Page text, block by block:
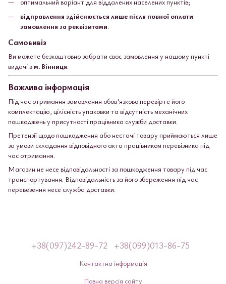
відправлення здійснюється лише після повної оплати
замовлення за реквізитами.
Самовивіз
Ви можете безкоштовно забрати своє замовлення у нашому пункті
видачі в м. Вінниця
Важлива інформація
Під час отримання замовлення обов'язково перевірте його
комплектацію, цілісність упаковки та відсутність механічних
пошкоджень у присутності працівника служби доставки.
Претензії щодо пошкодження або нестачі товару приймаються лише
за умови складання відповідного акта працівником перевізника під
час отримання.
Магазин не несе відповідальності за пошкодження товару під час
транспортування. Відповідальність за його збереження під час
перевезення несе служба доставки.
+38(097)242-89-72 +38(099)013-86-75
Контактна інформація
Повна версія сайту